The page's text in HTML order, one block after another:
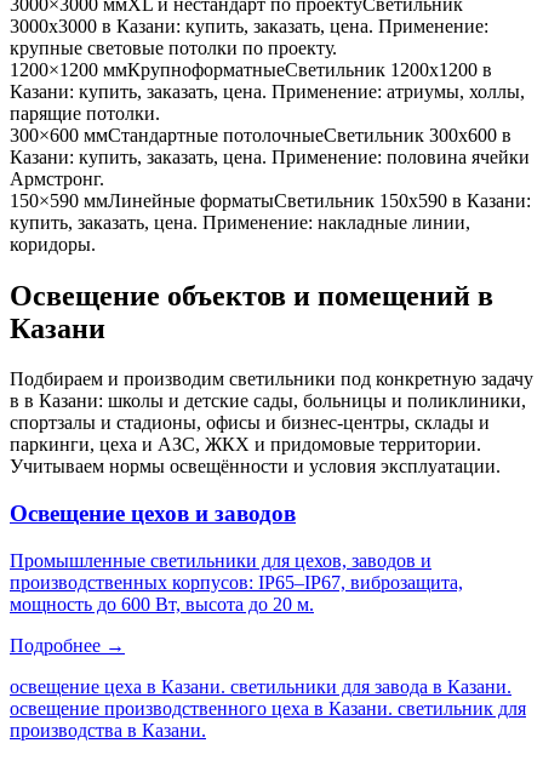
3000x3000 в Казани: купить, заказать, цена. Применение:
крупные световые потолки по проекту.
1200×1200 ммКрупноформатныеСветильник 1200x1200 в
Казани: купить, заказать, цена. Применение: атриумы, холлы,
парящие потолки.
300×600 ммСтандартные потолочныеСветильник 300x600 в
Казани: купить, заказать, цена. Применение: половина ячейки
Армстронг.
150×590 ммЛинейные форматыСветильник 150x590 в Казани:
купить, заказать, цена. Применение: накладные линии,
коридоры.
Освещение объектов и помещений в
Казани
Подбираем и производим светильники под конкретную задачу
в в Казани: школы и детские сады, больницы и поликлиники,
спортзалы и стадионы, офисы и бизнес-центры, склады и
паркинги, цеха и АЗС, ЖКХ и придомовые территории.
Учитываем нормы освещённости и условия эксплуатации.
Освещение цехов и заводов
Промышленные светильники для цехов, заводов и
производственных корпусов: IP65–IP67, виброзащита,
мощность до 600 Вт, высота до 20 м.
Подробнее →
освещение цеха в Казани. светильники для завода в Казани.
освещение производственного цеха в Казани. светильник для
производства в Казани.